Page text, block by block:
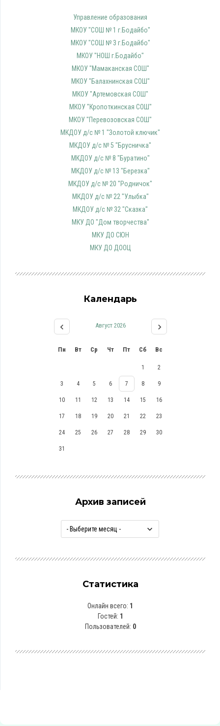
Управление образования
МКОУ "СОШ № 1 г.Бодайбо"
МКОУ "СОШ № 3 г.Бодайбо"
МКОУ "НОШ г.Бодайбо"
МКОУ "Мамаканская СОШ"
МКОУ "Балахнинская СОШ"
МКОУ "Артемовская СОШ"
МКОУ "Кропоткинская СОШ"
МКОУ "Перевозовская СОШ"
МКДОУ д/с № 1 "Золотой ключик"
МКДОУ д/с № 5 "Брусничка"
МКДОУ д/с № 8 "Буратино"
МКДОУ д/с № 13 "Березка"
МКДОУ д/с № 20 "Родничок"
МКДОУ д/с № 22 "Улыбка"
МКДОУ д/с № 32 "Сказка"
МКУ ДО "Дом творчества"
МКУ ДО СЮН
МКУ ДО ДООЦ
Календарь
Август 2026
Пн Вт Ср Чт Пт Сб Вс
1 2
3 4 5 6 7 8 9
10 11 12 13 14 15 16
17 18 19 20 21 22 23
24 25 26 27 28 29 30
31
Архив записей
Статистика
Онлайн всего: 1
Гостей: 1
Пользователей: 0